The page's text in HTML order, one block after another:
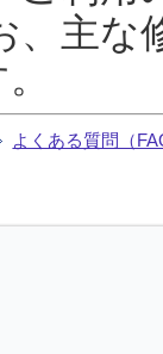
、主な
よくある質問（